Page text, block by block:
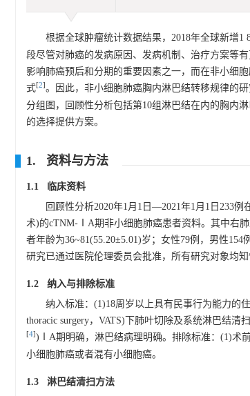
根据全球肿瘤统计数据结果，2018年全球新增
段尽管对肺癌的发病原因、发病机制、治疗方案等
影响肺癌预后和分期的重要因素之一，而在非小细
式[2]。因此，非小细胞肺癌胸内淋巴结转移规律的
分组图，回顾性分析包括第10组淋巴结在内的胸内
的选择提供方案。
1. 资料与方法
1.1 临床资料
回顾性分析2020年1月1日—2021年1月1日233
术)的cTNM-ⅠA期非小细胞肺癌患者资料。其中右
者年龄为36~81(55.20±5.01)岁；女性79例，男性
研究已通过医院伦理委员会批准，所有研究对象均知
1.2 纳入与排除标准
纳入标准：(1)18周岁以上具有民事行为能力的
thoracic surgery，VATS)下肺叶切除及系统淋巴结
[4])ⅠA期明确，淋巴结病理明确。排除标准：(1)术
小细胞肺癌或者混有小细胞癌。
1.3 淋巴结清扫方法